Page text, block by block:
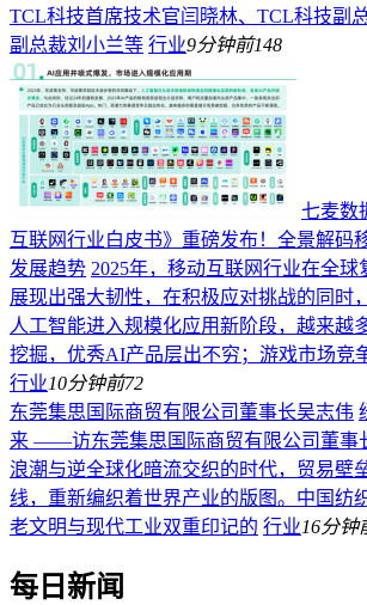
TCL科技首席技术官闫晓林、TCL科技副
副总裁刘小兰等 行业9分钟前148
七麦数
互联网行业白皮书》重磅发布！全景解码
发展趋势 2025年，移动互联网行业在全球
展现出强大韧性，在积极应对挑战的同时
人工智能进入规模化应用新阶段，越来越
挖掘，优秀AI产品层出不穷；游戏市场竞
行业10分钟前72
东莞集思国际商贸有限公司董事长吴志伟
来 ——访东莞集思国际商贸有限公司董事
浪潮与逆全球化暗流交织的时代，贸易壁
线，重新编织着世界产业的版图。中国纺
老文明与现代工业双重印记的 行业16分钟
每日新闻